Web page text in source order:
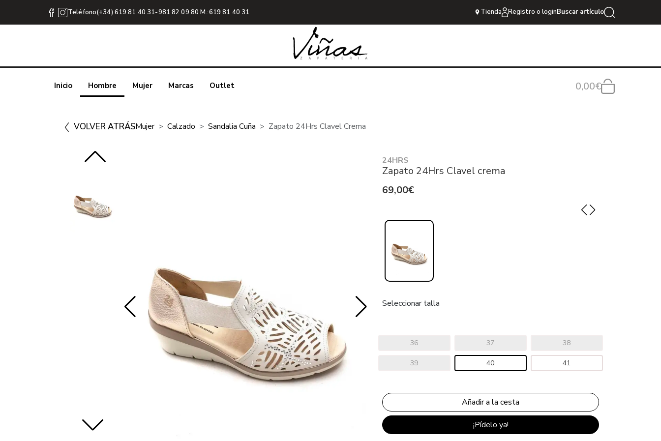
Teléfono(+34) 619 81 40 31-981 82 09 80 M.:619 81 40 31 Tienda Registro o loginBuscar artículo
Inicio Hombre Mujer Marcas Outlet 0,00€
VOLVER ATRÁSMujer Calzado Sandalia Cuña Zapato 24Hrs Clavel Crema
24HRS
Zapato 24Hrs Clavel crema
69,00€
Seleccionar talla
36 37 38
39 40 41
¡Pídelo ya!